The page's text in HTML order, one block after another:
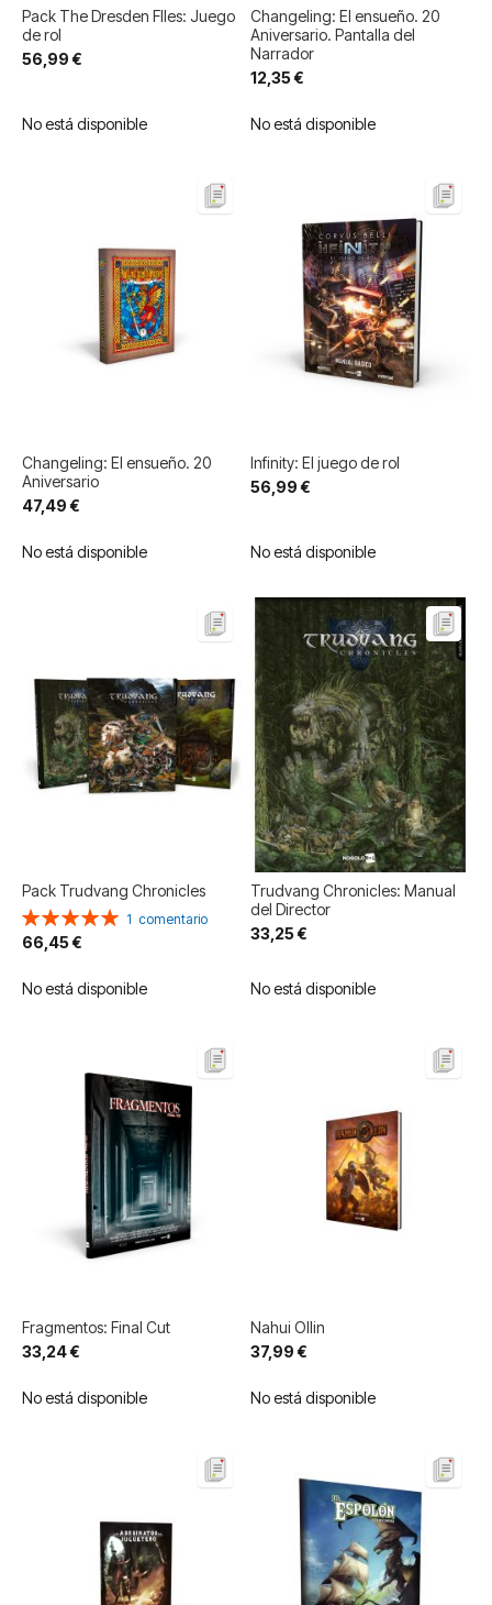
Pack The Dresden FIles: Juego
de rol
56,99 €
No está disponible
Changeling: El ensueño. 20
Aniversario. Pantalla del
Narrador
12,35 €
No está disponible
Changeling: El ensueño. 20
Aniversario
47,49 €
No está disponible
Infinity: El juego de rol
56,99 €
No está disponible
Pack Trudvang Chronicles
Valoración:
100%
1 comentario
66,45 €
No está disponible
Trudvang Chronicles: Manual
del Director
33,25 €
No está disponible
Fragmentos: Final Cut
33,24 €
No está disponible
Nahui Ollin
37,99 €
No está disponible